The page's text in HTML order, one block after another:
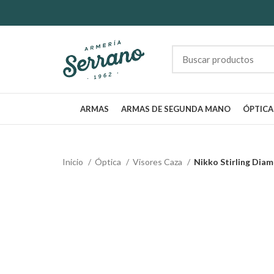
ARMAS ARMAS DE SEGUNDA MANO ÓPTICA
Inicio Óptica Visores Caza Nikko Stirling